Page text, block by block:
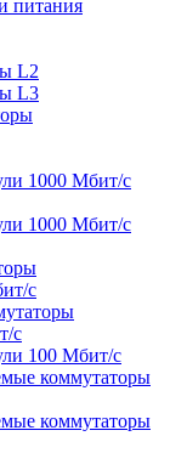
питания
L2
L3
1000 Мбит/c
1000 Мбит/c
с
с
100 Мбит/c
коммутаторы
коммутаторы